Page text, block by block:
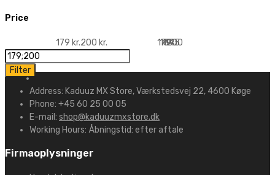
Price
179 kr.200 kr. 179
184
190
195
200
Filter
Address: Kaduuz MX Store, Værkstedsvej 22, 4600 Køge
Phone: +45 60 25 00 05
E-mail: shop@kaduuzmxstore.dk
Working Hours: Åbningstid: efter aftale
Firmaoplysninger